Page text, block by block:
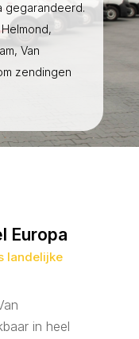
gegarandeerd.
Van
zendingen
Europa
landelijke
in heel